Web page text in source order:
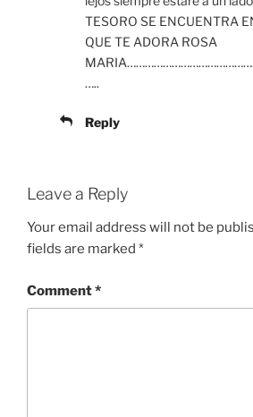
TESORO SE ENCUENTRA
QUE TE ADORA ROSA
…..
Reply
Leave a Reply
Your email address will not be
fields are marked *
Comment*